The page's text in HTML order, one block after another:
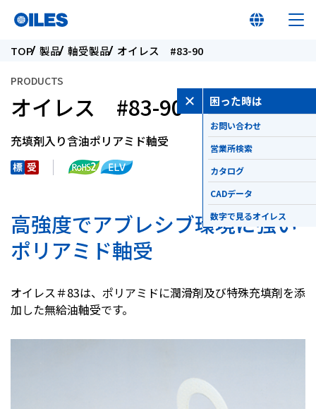
オイレス早わかり
オイレスとは
製品
イノベーション
サステナビリティ
株主・投資家情報
困った時は
お問い合わせ
営業所検索
カタログ
CADデータ
数字で見るオイレス
TOP 製品 軸受製品 オイレス #83-90
PRODUCTS
オイレス #83-90
充填剤入り含油ポリアミド軸受
高強度でアブレシブ環境に強い
ポリアミド軸受
オイレス＃83は、ポリアミドに潤滑剤及び特殊充填剤を添
加した無給油軸受です。